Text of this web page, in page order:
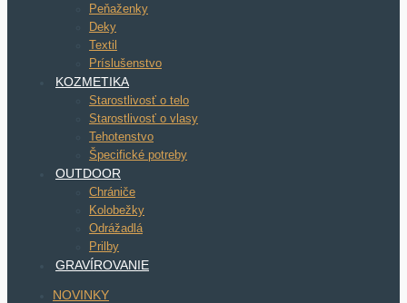
Peňaženky
Deky
Textil
Príslušenstvo
KOZMETIKA
Starostlivosť o telo
Starostlivosť o vlasy
Tehotenstvo
Špecifické potreby
OUTDOOR
Chrániče
Kolobežky
Odrážadlá
Prilby
GRAVÍROVANIE
NOVINKY